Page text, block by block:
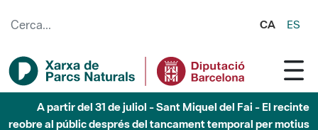
CA ES
Fins al desembre de 2026 - Parc Fluvial Besòs -
Afectacions a la llera del Parc Fluvial del Besòs degut a